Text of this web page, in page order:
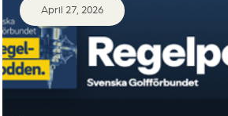
April 27, 2026